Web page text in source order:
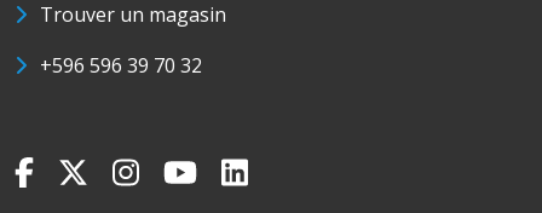
Trouver un magasin
+596 596 39 70 32